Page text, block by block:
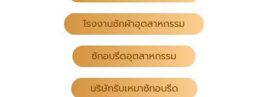
โรงงานซักผ้าอุตสาหกรรม
ซักอบรีดอุตสาหกรรม
บริษัทรับเหมาซักอบรีด